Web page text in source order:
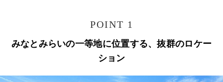
POINT 1
みなとみらいの一等地に位置する、抜群のロケー
ション